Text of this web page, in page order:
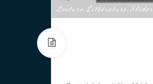
Lecture,Littérature, Slider